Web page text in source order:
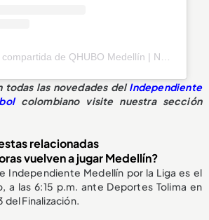
todas las novedades delIndependiente
colombiano visite nuestra sección
relacionadas
vuelven a jugar Medellín?
Independiente Medellín por la Liga es el
a las 6:15 p.m. ante Deportes Tolima en
Finalización.